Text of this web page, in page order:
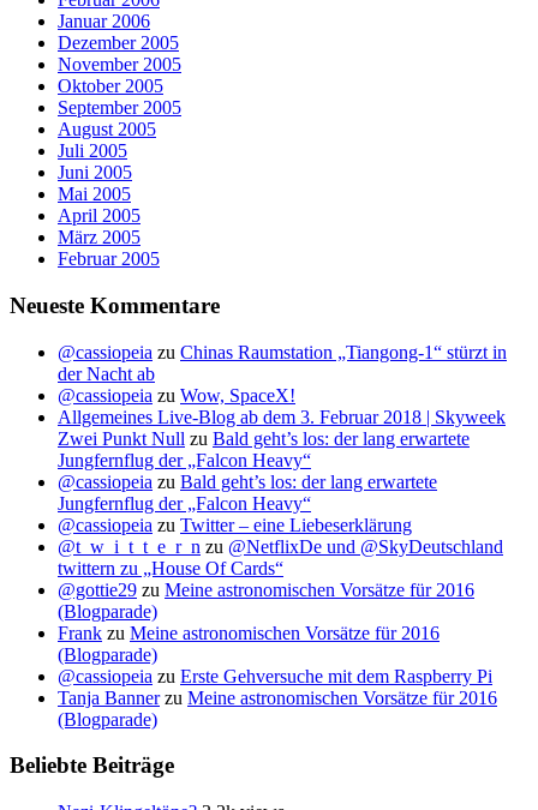
Januar 2006
Dezember 2005
November 2005
Oktober 2005
September 2005
August 2005
Juli 2005
Juni 2005
Mai 2005
April 2005
März 2005
Februar 2005
Neueste Kommentare
@cassiopeia zu Chinas Raumstation „Tiangong-1“ stürzt in
der Nacht ab
@cassiopeia zu Wow, SpaceX!
Allgemeines Live-Blog ab dem 3. Februar 2018 | Skyweek
Zwei Punkt Null zu Bald geht’s los: der lang erwartete
Jungfernflug der „Falcon Heavy“
@cassiopeia zu Bald geht’s los: der lang erwartete
Jungfernflug der „Falcon Heavy“
@cassiopeia zu Twitter – eine Liebeserklärung
@t_w_i_t_t_e_r_n zu @NetflixDe und @SkyDeutschland
twittern zu „House Of Cards“
@gottie29 zu Meine astronomischen Vorsätze für 2016
(Blogparade)
Frank zu Meine astronomischen Vorsätze für 2016
(Blogparade)
@cassiopeia zu Erste Gehversuche mit dem Raspberry Pi
Tanja Bannerzu Meine astronomischen Vorsätze für 2016
(Blogparade)
Beliebte Beiträge